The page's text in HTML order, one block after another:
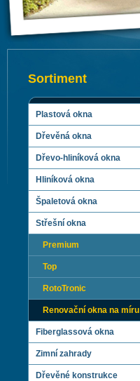
Sortiment
Plastová okna
Dřevěná okna
Dřevo-hliníková okna
Hliníková okna
Špaletová okna
Střešní okna
Premium
Top
RotoTronic
Renovační okna na míru
Fiberglassová okna
Zimní zahrady
Dřevěné konstrukce